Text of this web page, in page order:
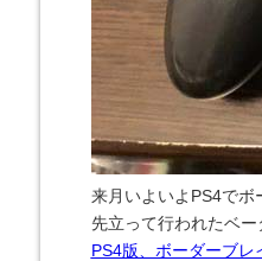
来月いよいよPS4でボ
先立って行われたベ
PS4版、ボーダーブレ